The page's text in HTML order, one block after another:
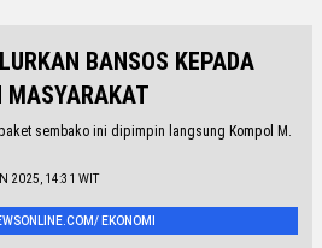
BANSOS KEPADA
MASYARAKAT
sembako ini dipimpin langsung Kompol M.
2025, 14:31 WIT
EKONOMI